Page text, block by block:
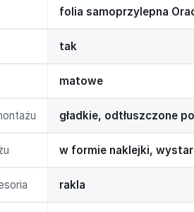
folia samoprzylepna
tak
matowe
gładkie, odtłuszczone
w formie naklejki,
rakla